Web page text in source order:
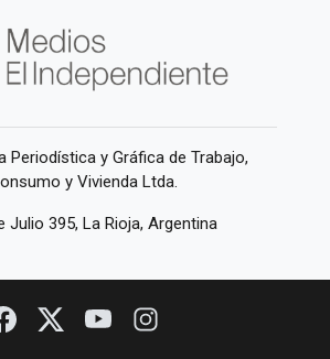
Periodística y Gráfica de Trabajo,
y Vivienda Ltda.
Julio 395, La Rioja, Argentina